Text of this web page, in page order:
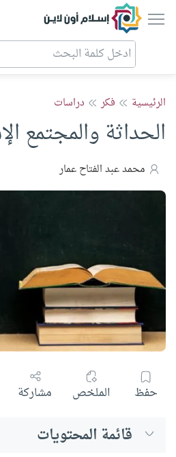
إسلام أون لاين
الرئيسية فكر دراسات
الحداثة والمجتمع
محمد عبد الفتاح عمار
حفظ الملخص مشاركة
قائمة المحتويات